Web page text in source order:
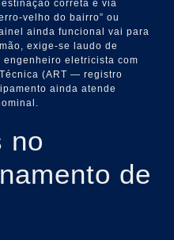
correta é via
velho do bairro” ou
ainda funcional vai para
exige-se laudo de
eletricista com
(ART — registro
ainda atende
no
de